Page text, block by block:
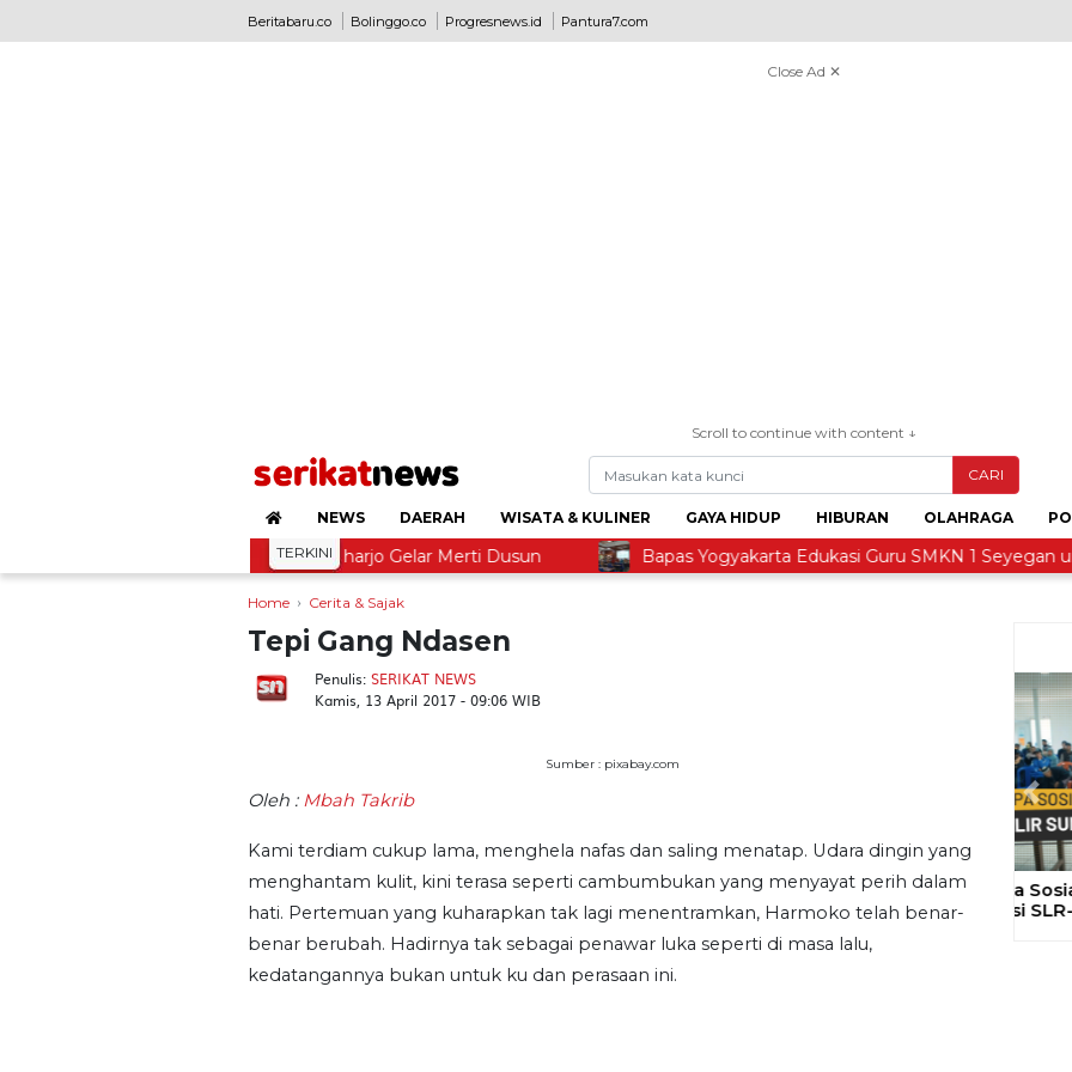
Beritabaru.co Bolinggo.co Progresnews.id Pantura7.com
Close Ad ✕
Scroll to continue with content ↓
CARI
NEWS DAERAH WISATA & KULINER GAYA HIDUP HIBURAN OLAHRAGA
TERKINI
Leluhur, Warga Dayakan Sardonoharjo Gelar Merti Dusun Bapas Yogyakarta Edukasi Guru SMKN 1 Seyegan
Home Cerita & Sajak
Tepi Gang Ndasen
Penulis: SERIKAT NEWS
Kamis, 13 April 2017 - 09:06 WIB
Sumber : pixabay.com
Oleh : Mbah Takrib
Kami terdiam cukup lama, menghela nafas dan saling menatap. Udara dingin yang
menghantam kulit, kini terasa seperti cambumbukan yang menyayat perih dalam
hati. Pertemuan yang kuharapkan tak lagi menentramkan, Harmoko telah benar-
benar berubah. Hadirnya tak sebagai penawar luka seperti di masa lalu,
kedatangannya bukan untuk ku dan perasaan ini.
Ajak